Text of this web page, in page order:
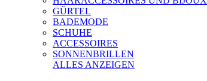
GÜRTEL
BADEMODE
SCHUHE
ACCESSOIRES
SONNENBRILLEN
ALLES ANZEIGEN